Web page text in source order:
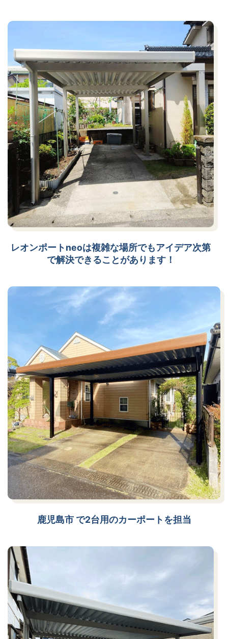
レオンポートneoは複雑な場所でもアイデア次第
で解決できることがあります！
鹿児島市 で2台用のカーポートを担当